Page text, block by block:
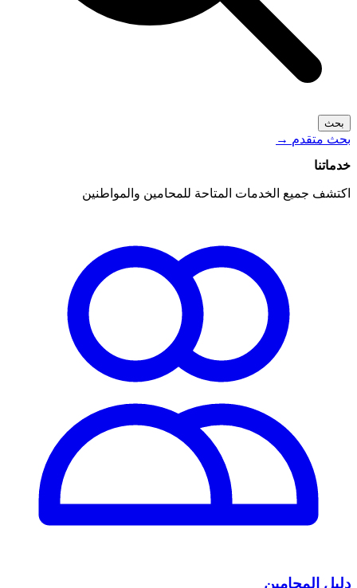
بحث
بحث متقدم →
خدماتنا
اكتشف جميع الخدمات المتاحة للمحامين والمواطنين
دليل المحامين